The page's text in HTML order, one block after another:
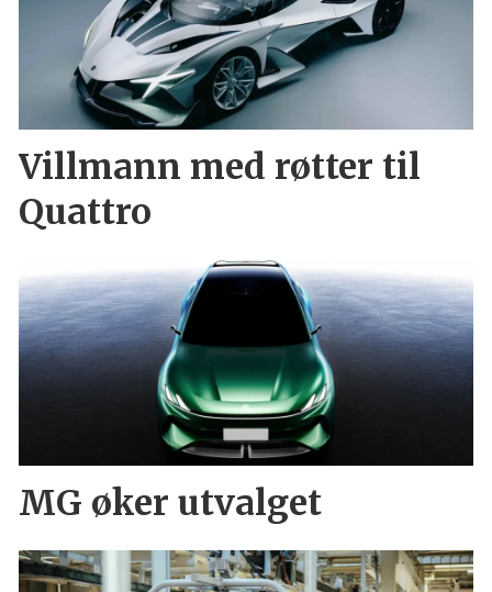
Villmann med røtter til
Quattro
MG øker utvalget